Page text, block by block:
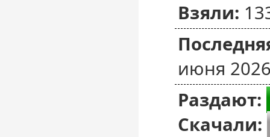
Взяли:
июня
Раздают:
Скачали: